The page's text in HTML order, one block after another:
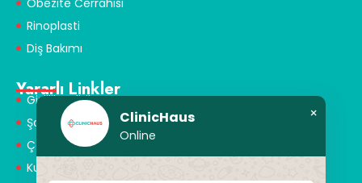
Rinoplasti
Diş Bakımı
Yararlı Linkler
Gizlilik Politikası
Şartlar ve Koşullar
Çerez Politikası
Kullanım Koşulları
ClinicHaus
Online
×